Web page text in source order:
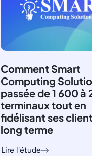
Comment Smart
Computing
passée de 1 600 à
terminaux tout en
fidélisant ses
long terme
Lire l'étude